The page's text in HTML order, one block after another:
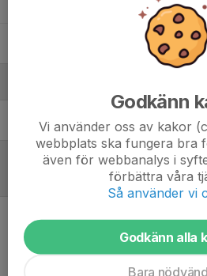
Xavier Stefan Plugar , P2013
Rashi Tousi
Inget referat
Godkänn
Vi använder oss av kakor
webbplats ska fungera bra
även för webbanalys i
förbättra våra
Så använder vi
Godkänn alla
Bara